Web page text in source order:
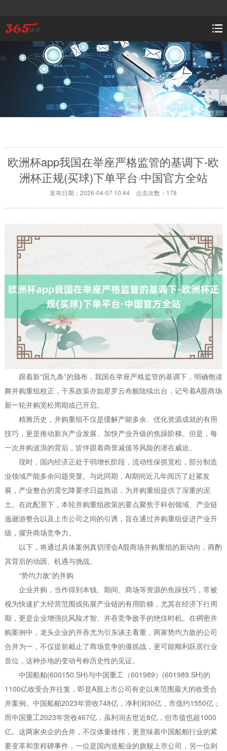
欧洲杯app我国在举座严格监管的基调下-欧
洲杯正规(买球)下单平台·中国官方全站
发布日期：2026-04-07 10:44 点击次数：178
跟着新“国九条”的颁布，我国在举座严格监管的基调下，明确饱读
舞并购重组校正，干系政策亦如星罗云布般陆续出台，记号着A股商场
新一轮并购宽松周期或已开启。
精雅历史，并购重组不仅是缓解产能多余、优化资源成就的有用
技巧，更是推动新兴产业发展、加快产业升级的焦躁阶梯。但是，每
一次并购波浪的背后，皆伴跟着商誉减值等风险的潜在威迫。
现时，国内经济正处于弱增长阶段，流动性保抓宽松，部分制造
业领域产能多余问题突显。与此同期，AI期间近几年阅历了赶紧发
展，产业整合的需乞降要求日益熟谙，为并购重组提供了深重的泥
土。在此配景下，本轮并购重组政策的要点聚焦于科创领域、产业链
迤逦游整合以及上市公司之间的引诱，旨在通过并购重组促进产业升
级，擢升商场竞争力。
以下，将通过具体案例真切理会A股商场并购重组的新动向，商酌
其背后的动因、机遇与挑战。
“势均力敌”的并购
企业并购，当作得到本钱、期间、商场等资源的焦躁技巧，常被
视为快速扩大经营范围或拓展产业链的有用阶梯，尤其在经济下行周
期，更是企业增强抗风险才智、并吞竞争敌手的绝佳时机。在稠密并
购案例中，龙头企业的并吞尤为引东谈主看重，两家势均力敌的公司
合并为一，不仅提前截止了商场竞争的僵抓战，更可能顺利跃居行业
首位，这种步地的变动号称历史性的见证。
中国船舶(600150.SH)与中国重工（601989）(601989.SH)的
1100亿收受合并往复，即是A股上市公司有史以来范围最大的收受合
并案例。中国船舶2023年营收748亿，净利润30亿，市值约1550亿；
而中国重工2023年营收467亿，虽利润去世近8亿，但市值也超1000
亿。这两家央企的合并，不仅体量雄伟，更意味着中国船舶行业的紧
要变革和里程碑事件，一位是国内造船业的旗舰上市公司，另一位则